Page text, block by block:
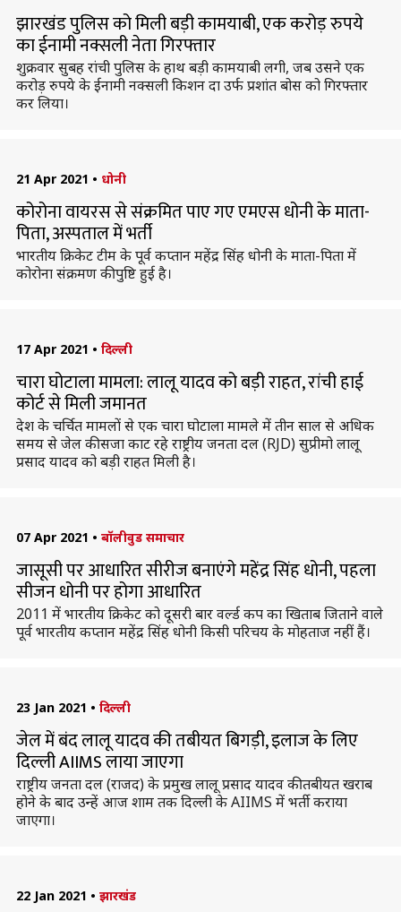
झारखंड पुलिस को मिली बड़ी कामयाबी, एक करोड़ रुपये
का ईनामी नक्सली नेता गिरफ्तार
शुक्रवार सुबह रांची पुलिस के हाथ बड़ी कामयाबी लगी, जब उसने एक
करोड़ रुपये के ईनामी नक्सली किशन दा उर्फ प्रशांत बोस को गिरफ्तार
कर लिया।
21 Apr 2021 • धोनी
कोरोना वायरस से संक्रमित पाए गए एमएस धोनी के माता-
पिता, अस्पताल में भर्ती
भारतीय क्रिकेट टीम के पूर्व कप्तान महेंद्र सिंह धोनी के माता-पिता में
कोरोना संक्रमण की पुष्टि हुई है।
17 Apr 2021 • दिल्ली
चारा घोटाला मामला: लालू यादव को बड़ी राहत, रांची हाई
कोर्ट से मिली जमानत
देश के चर्चित मामलों से एक चारा घोटाला मामले में तीन साल से अधिक
समय से जेल की सजा काट रहे राष्ट्रीय जनता दल (RJD) सुप्रीमो लालू
प्रसाद यादव को बड़ी राहत मिली है।
07 Apr 2021 • बॉलीवुड समाचार
जासूसी पर आधारित सीरीज बनाएंगे महेंद्र सिंह धोनी, पहला
सीजन धोनी पर होगा आधारित
2011 में भारतीय क्रिकेट को दूसरी बार वर्ल्ड कप का खिताब जिताने वाले
पूर्व भारतीय कप्तान महेंद्र सिंह धोनी किसी परिचय के मोहताज नहीं हैं।
23 Jan 2021 • दिल्ली
जेल में बंद लालू यादव की तबीयत बिगड़ी, इलाज के लिए
दिल्ली AIIMS लाया जाएगा
राष्ट्रीय जनता दल (राजद) के प्रमुख लालू प्रसाद यादव की तबीयत खराब
होने के बाद उन्हें आज शाम तक दिल्ली के AIIMS में भर्ती कराया
जाएगा।
22 Jan 2021 • झारखंड